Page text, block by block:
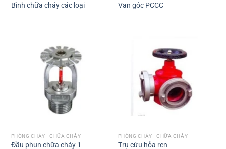
Bình chữa cháy các loại Van góc PCCC
PHÒNG CHÁY - CHỮA CHÁY
Đầu phun chữa cháy 1
PHÒNG CHÁY - CHỮA CHÁY
Trụ cứu hỏa ren